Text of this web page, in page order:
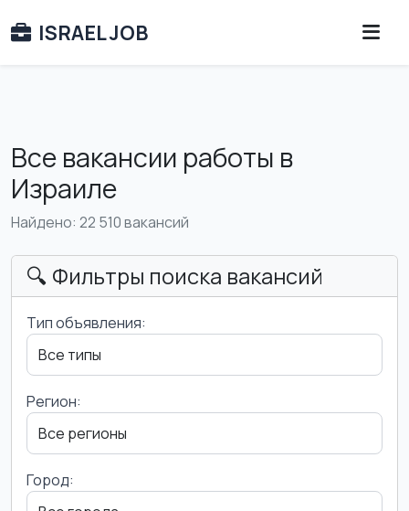
ISRAEL JOB
Все вакансии работы в
Израиле
Найдено: 22 510 вакансий
🔍 Фильтры поиска вакансий
Тип объявления:
Регион:
Город: